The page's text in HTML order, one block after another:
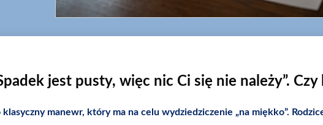
jest pusty, więc nic Ci się nie należy”. Czy
klasyczny manewr, który ma na celu wydziedziczenie „na miękko”.